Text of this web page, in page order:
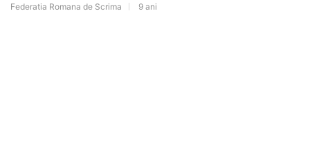
Federatia Romana de Scrima 9 ani